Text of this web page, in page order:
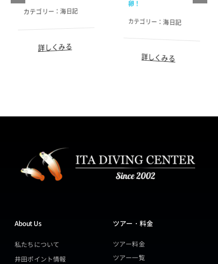
カテゴリー： 海日記
詳しくみる
卵！
カテゴリー：海日記
詳しくみる
About Us
私たちについて
井田ポイント情報
ツアー・料金
ツアー料金
ツアー一覧